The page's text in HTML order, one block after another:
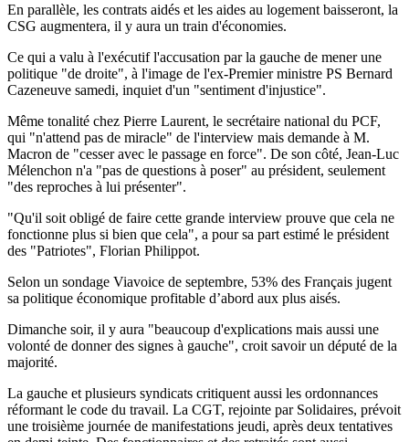
En parallèle, les contrats aidés et les aides au logement baisseront, la
CSG augmentera, il y aura un train d'économies.
Ce qui a valu à l'exécutif l'accusation par la gauche de mener une
politique "de droite", à l'image de l'ex-Premier ministre PS Bernard
Cazeneuve samedi, inquiet d'un "sentiment d'injustice".
Même tonalité chez Pierre Laurent, le secrétaire national du PCF,
qui "n'attend pas de miracle" de l'interview mais demande à M.
Macron de "cesser avec le passage en force". De son côté, Jean-Luc
Mélenchon n'a "pas de questions à poser" au président, seulement
"des reproches à lui présenter".
"Qu'il soit obligé de faire cette grande interview prouve que cela ne
fonctionne plus si bien que cela", a pour sa part estimé le président
des "Patriotes", Florian Philippot.
Selon un sondage Viavoice de septembre, 53% des Français jugent
sa politique économique profitable d’abord aux plus aisés.
Dimanche soir, il y aura "beaucoup d'explications mais aussi une
volonté de donner des signes à gauche", croit savoir un député de la
majorité.
La gauche et plusieurs syndicats critiquent aussi les ordonnances
réformant le code du travail. La CGT, rejointe par Solidaires, prévoit
une troisième journée de manifestations jeudi, après deux tentatives